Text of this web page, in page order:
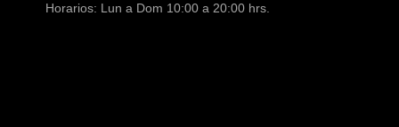
Horarios: Lun a Dom 10:00 a 20:00 hrs.